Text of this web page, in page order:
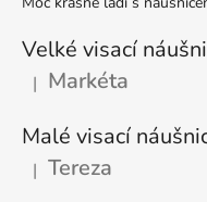
Velké visací
Hodnocení produktu je
| Markéta
Hodnocení produktu je
| Tereza